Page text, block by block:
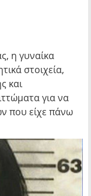
η γυναίκα
στοιχεία,
και
για να
που είχε πάνω